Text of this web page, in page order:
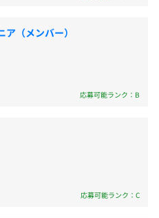
敷地内すべて禁煙
（メンバー）
応募可能ランク：B
応募可能ランク：C